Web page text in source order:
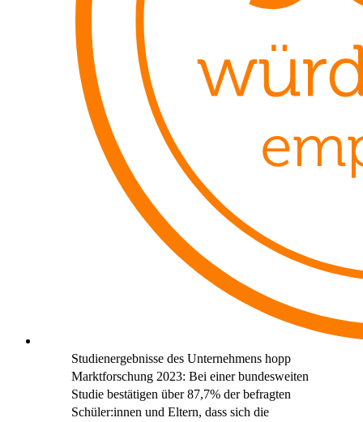
Studienergebnisse des Unternehmens hopp
Marktforschung 2023: Bei einer bundesweiten
Studie bestätigen über 87,7% der befragten
Schüler:innen und Eltern, dass sich die